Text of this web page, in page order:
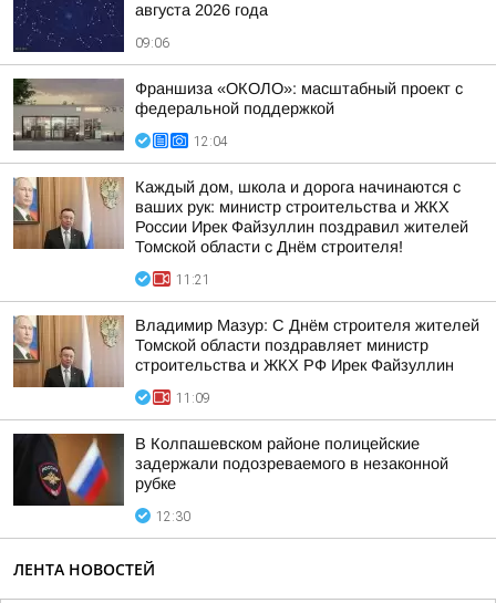
августа 2026 года
09:06
Франшиза «ОКОЛО»: масштабный проект с
федеральной поддержкой
12:04
Каждый дом, школа и дорога начинаются с
ваших рук: министр строительства и ЖКХ
России Ирек Файзуллин поздравил жителей
Томской области с Днём строителя!
11:21
Владимир Мазур: С Днём строителя жителей
Томской области поздравляет министр
строительства и ЖКХ РФ Ирек Файзуллин
11:09
В Колпашевском районе полицейские
задержали подозреваемого в незаконной
рубке
12:30
ЛЕНТА НОВОСТЕЙ